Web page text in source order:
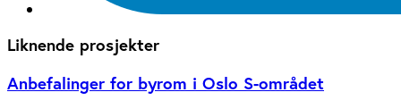
Liknende prosjekter
Anbefalinger for byrom i Oslo S-området